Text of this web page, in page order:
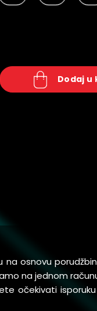
dodaj
na osnovu
na jednom
očekivati